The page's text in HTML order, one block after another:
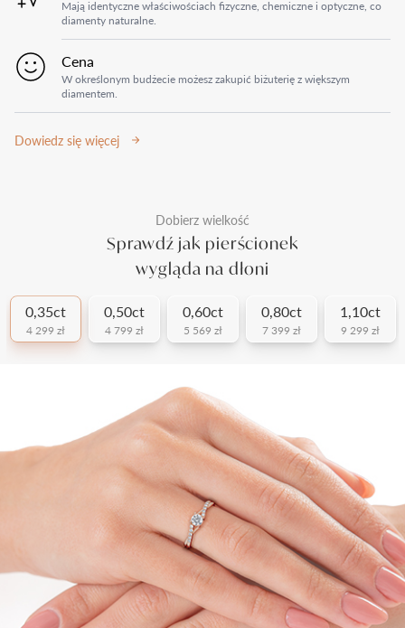
Mają identyczne właściwościach fizyczne, chemiczne i optyczne, co
diamenty naturalne.
Cena
W określonym budżecie możesz zakupić biżuterię z większym
diamentem.
Dowiedz się więcej
Dobierz wielkość
Sprawdź jak pierścionek
wygląda na dłoni
0,35ct
4 299 zł
0,50ct
4 799 zł
0,60ct
5 569 zł
0,80ct
7 399 zł
1,10ct
9 299 zł